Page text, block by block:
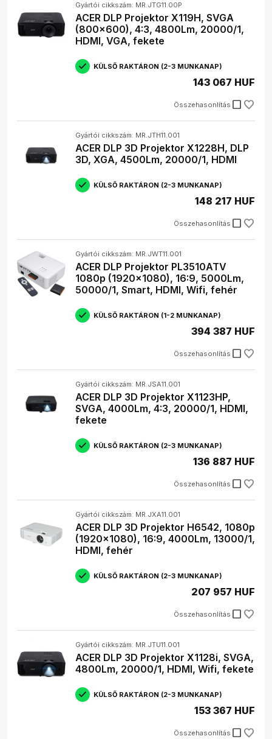
Gyártói cikkszám: MR.JTG11.00P
ACER DLP Projektor X119H, SVGA
(800x600), 4:3, 4800Lm, 20000/1,
HDMI, VGA, fekete
KÜLSŐ RAKTÁRON (2-3 MUNKANAP)
Összehasonlítás check_box_outline_blank
143 067 HUF
Gyártói cikkszám: MR.JTH11.001
ACER DLP 3D Projektor X1228H, DLP
3D, XGA, 4500Lm, 20000/1, HDMI
KÜLSŐ RAKTÁRON (2-3 MUNKANAP)
Összehasonlítás check_box_outline_blank
148 217 HUF
Gyártói cikkszám: MR.JWT11.001
ACER DLP Projektor PL3510ATV
1080p (1920x1080), 16:9, 5000Lm,
50000/1, Smart, HDMI, Wifi, fehér
KÜLSŐ RAKTÁRON (1-2 MUNKANAP)
Összehasonlítás check_box_outline_blank
394 387 HUF
Gyártói cikkszám: MR.JSA11.001
ACER DLP 3D Projektor X1123HP,
SVGA, 4000Lm, 4:3, 20000/1, HDMI,
fekete
KÜLSŐ RAKTÁRON (2-3 MUNKANAP)
Összehasonlítás check_box_outline_blank
136 887 HUF
Gyártói cikkszám: MR.JXA11.001
ACER DLP 3D Projektor H6542, 1080p
(1920x1080), 16:9, 4000Lm, 13000/1,
HDMI, fehér
KÜLSŐ RAKTÁRON (2-3 MUNKANAP)
Összehasonlítás check_box_outline_blank
207 957 HUF
Gyártói cikkszám: MR.JTU11.001
ACER DLP 3D Projektor X1128i, SVGA,
4800Lm, 20000/1, HDMI, Wifi, fekete
KÜLSŐ RAKTÁRON (2-3 MUNKANAP)
Összehasonlítás check_box_outline_blank
153 367 HUF